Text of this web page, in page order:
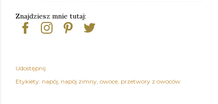
Znajdziesz mnie tutaj:
Udostępnij
Etykiety: napój napój zimny owoce przetwory z owoców